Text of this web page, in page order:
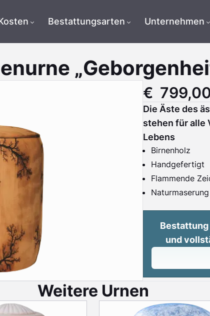
Bestattungsarten Unternehmen
€
Die Äste des
stehen für alle
Lebens
Birnenholz
Handgefertigt
Flammende
Naturmaserung
und
Weitere Urnen